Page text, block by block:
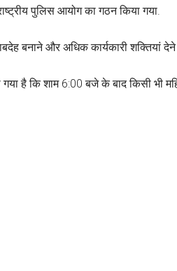
पुलिस आयोग का गठन किया गया.
बनाने और अधिक कार्यकारी शक्तियां
है कि शाम 6:00 बजे के बाद किसी भी